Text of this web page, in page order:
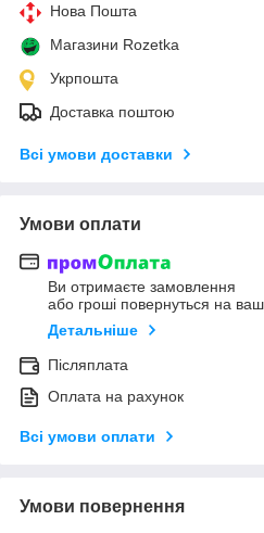
Нова Пошта
Магазини Rozetka
Укрпошта
Доставка поштою
Всі умови доставки
Умови оплати
Ви отримаєте замовлення
або гроші повернуться на
Детальніше
Післяплата
Оплата на рахунок
Всі умови оплати
Умови повернення